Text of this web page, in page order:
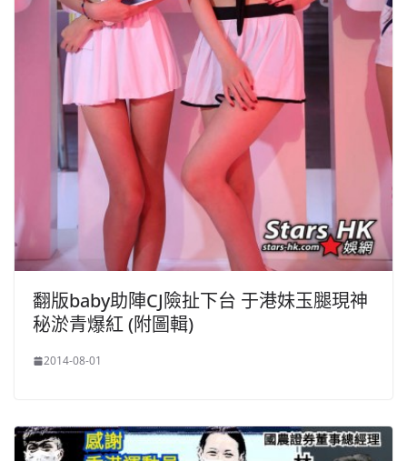
翻版baby助陣CJ險扯下台 于港妹玉腿現神
秘淤青爆紅 (附圖輯)
2014-08-01